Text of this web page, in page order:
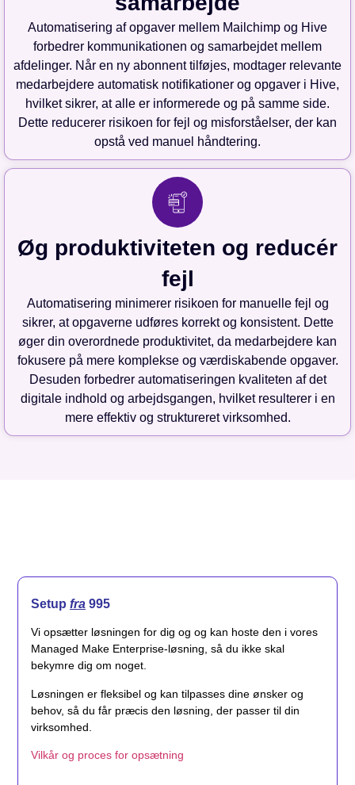
Automatisering af opgaver mellem Mailchimp og Hive
forbedrer kommunikationen og samarbejdet mellem
afdelinger. Når en ny abonnent tilføjes, modtager relevante
medarbejdere automatisk notifikationer og opgaver i Hive,
hvilket sikrer, at alle er informerede og på samme side.
Dette reducerer risikoen for fejl og misforståelser, der kan
opstå ved manuel håndtering.
Øg produktiviteten og reducér
fejl
Automatisering minimerer risikoen for manuelle fejl og
sikrer, at opgaverne udføres korrekt og konsistent. Dette
øger din overordnede produktivitet, da medarbejdere kan
fokusere på mere komplekse og værdiskabende opgaver.
Desuden forbedrer automatiseringen kvaliteten af det
digitale indhold og arbejdsgangen, hvilket resulterer i en
mere effektiv og struktureret virksomhed.
Setup fra 995
Vi opsætter løsningen for dig og og kan hoste den i vores
Managed Make Enterprise-løsning, så du ikke skal
bekymre dig om noget.
Løsningen er fleksibel og kan tilpasses dine ønsker og
behov, så du får præcis den løsning, der passer til din
virksomhed.
Vilkår og proces for opsætning